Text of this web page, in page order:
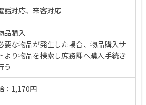
話対応、来客対応
品購入
要な物品が発生した場合、物品購入サ
より物品を検索し庶務課へ購入手続き
う
：1,170円